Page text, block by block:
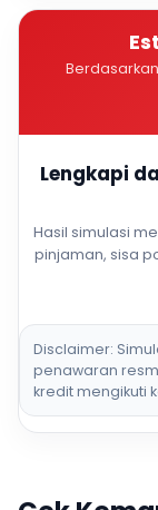
Lengkapi
Hasil simulasi
pinjaman, sisa
Disclaimer:
penawaran
kredit mengikuti